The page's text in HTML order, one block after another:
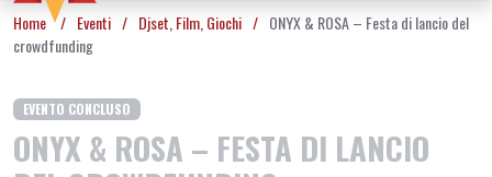
Home / Eventi / Djset Film Giochi / ONYX & ROSA – Festa di lancio del
crowdfunding
EVENTO CONCLUSO
ONYX & ROSA – FESTA DI LANCIO